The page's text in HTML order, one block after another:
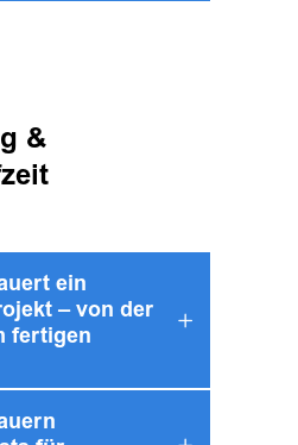
&
ein
– von der
fertigen